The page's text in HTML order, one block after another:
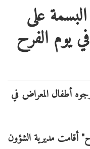
على
يوم الفرح
أقامت مديرية الشؤون